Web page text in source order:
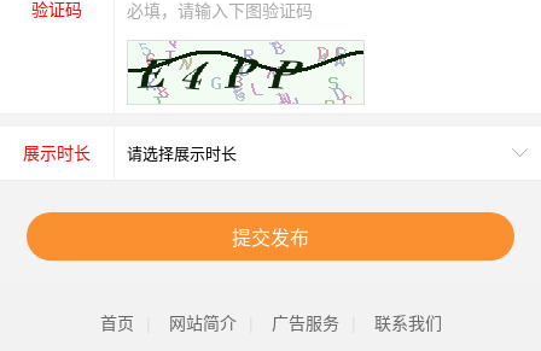
验证码
展示时长
提交发布
首页 网站简介 广告服务 联系我们